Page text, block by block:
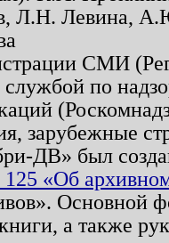
Л.Н. Левина,
СМИ
по
зарубежные
ДВ» был
«Об
Основной
а также